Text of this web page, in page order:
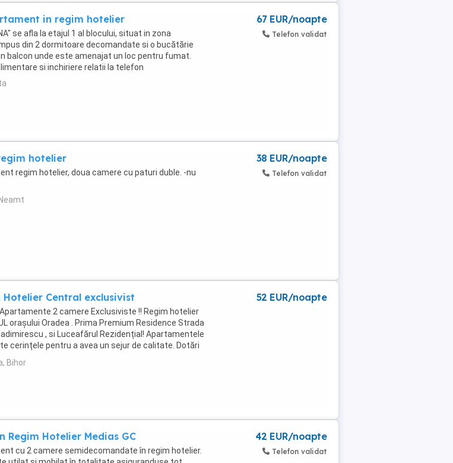
in regim hotelier
se afla la etajul 1 al blocului, situat in zona
din 2 dormitoare decomandate si o bucătărie
balcon unde este amenajat un loc pentru fumat.
si inchiriere relatii la telefon
67 EUR/noapte
Telefon validat
hotelier
regim hotelier, doua camere cu paturi duble. -nu
38 EUR/noapte
Telefon validat
Hotelier Central exclusivist
2 camere Exclusiviste !! Regim hotelier
orașului Oradea . Prima Premium Residence Strada
, si Luceafărul Rezidențial! Apartamentele
cerințele pentru a avea un sejur de calitate. Dotări
Bihor
52 EUR/noapte
Regim Hotelier Medias GC
cu 2 camere semidecomandate în regim hotelier.
42 EUR/noapte
Telefon validat